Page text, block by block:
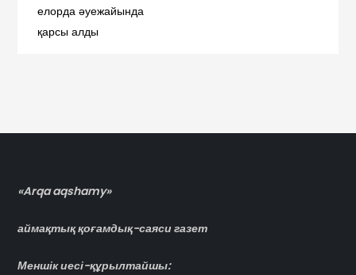
елорда әуежайында
қарсы алды
«Arqa aqshamy»
аймақтық қоғамдық-саяси газет
Меншік иесі-құрылтайшы: